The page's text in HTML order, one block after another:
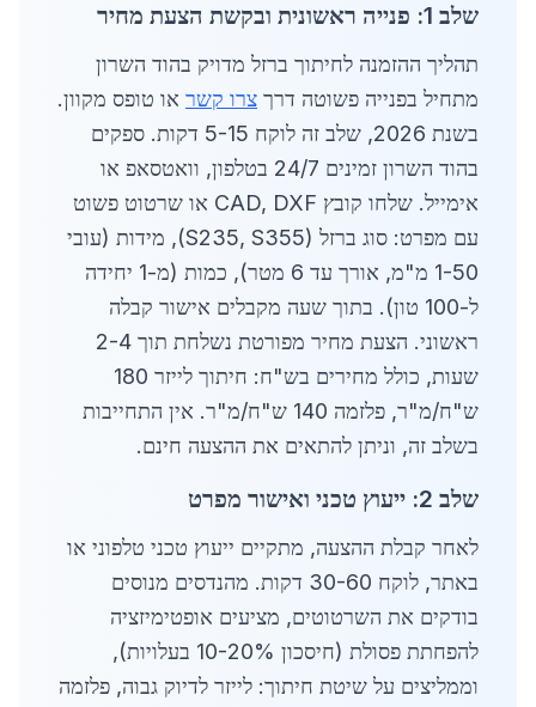
שלב 1: פנייה ראשונית ובקשת הצעת מחיר
תהליך ההזמנה לחיתוך ברזל מדויק בהוד השרון
מתחיל בפנייה פשוטה דרך צרו קשר או טופס מקוון.
בשנת 2026, שלב זה לוקח 5-15 דקות. ספקים
בהוד השרון זמינים 24/7 בטלפון, וואטסאפ או
אימייל. שלחו קובץ CAD, DXF או שרטוט פשוט
עם מפרט: סוג ברזל (S235, S355), מידות (עובי
1-50 מ"מ, אורך עד 6 מטר), כמות (מ-1 יחידה
ל-100 טון). בתוך שעה מקבלים אישור קבלה
ראשוני. הצעת מחיר מפורטת נשלחת תוך 2-4
שעות, כולל מחירים בש"ח: חיתוך לייזר 180
ש"ח/מ"ר, פלזמה 140 ש"ח/מ"ר. אין התחייבות
בשלב זה, וניתן להתאים את ההצעה חינם.
שלב 2: ייעוץ טכני ואישור מפרט
לאחר קבלת ההצעה, מתקיים ייעוץ טכני טלפוני או
באתר, לוקח 30-60 דקות. מהנדסים מנוסים
בודקים את השרטוטים, מציעים אופטימיזציה
להפחתת פסולת (חיסכון 10-20% בעלויות),
וממליצים על שיטת חיתוך: לייזר לדיוק גבוה, פלזמה